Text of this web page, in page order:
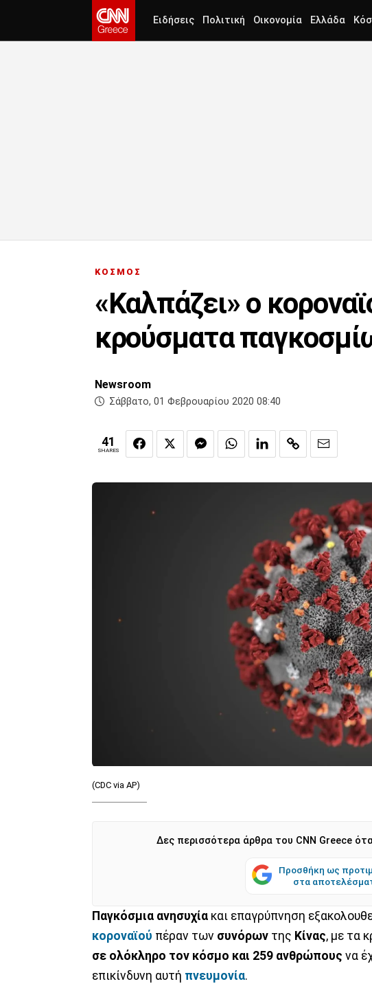
Ειδήσεις Πολιτική Οικονομία Ελλάδα
ΚΟΣΜΟΣ
«Καλπάζει» ο
κρούσματα
Newsroom
Σάββατο, 01 Φεβρουαρίου 2020 08:40
41
SHARES
(CDC via AP)
Δες περισσότερα άρθρα του CNN Greece
Προσθήκη ως
στα
Παγκόσμια ανησυχία και επαγρύπνηση
κοροναϊού πέραν των συνόρων της Κίνας, με τα
σε ολόκληρο τον κόσμο και 259 ανθρώπους να
επικίνδυνη αυτή πνευμονία.